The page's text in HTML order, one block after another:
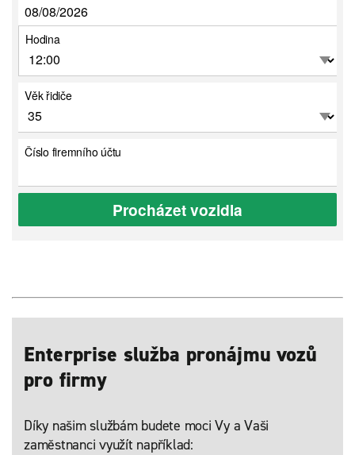
Hodina
Věk řidiče
Číslo firemního účtu
Procházet vozidla
Enterprise služba pronájmu vozů
pro firmy
Díky našim službám budete moci Vy a Vaši
zaměstnanci využít například: